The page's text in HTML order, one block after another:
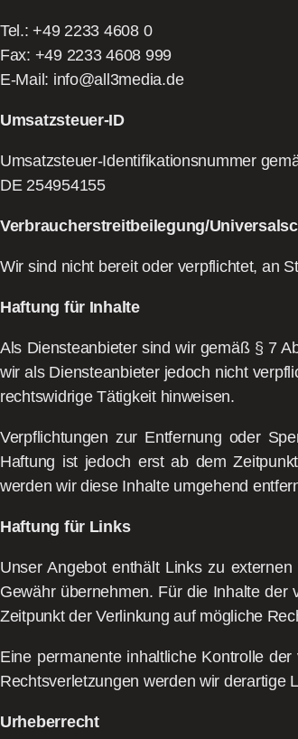
Tel.: +49 2233 4608 0
Fax: +49 2233 4608 999
E-Mail: info@all3media.de
Umsatzsteuer-ID
Umsatzsteuer-Identifikationsnummer
DE 254954155
Verbraucher­streit­beilegung/
Wir sind nicht bereit oder verpflichtet, an
Haftung für Inhalte
Als Diensteanbieter sind wir gemäß § 7
wir als Diensteanbieter jedoch nicht
rechtswidrige Tätigkeit hinweisen.
Verpflichtungen zur Entfernung oder
Haftung ist jedoch erst ab dem
werden wir diese Inhalte umgehend
Haftung für Links
Unser Angebot enthält Links zu
Gewähr übernehmen. Für die Inhalte der
Zeitpunkt der Verlinkung auf mögliche
Eine permanente inhaltliche Kontrolle
Rechtsverletzungen werden wir derartige
Urheberrecht